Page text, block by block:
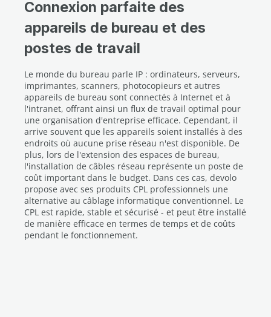
Connexion parfaite des
appareils de bureau et des
postes de travail
Le monde du bureau parle IP : ordinateurs, serveurs,
imprimantes, scanners, photocopieurs et autres
appareils de bureau sont connectés à Internet et à
l'intranet, offrant ainsi un flux de travail optimal pour
une organisation d'entreprise efficace. Cependant, il
arrive souvent que les appareils soient installés à des
endroits où aucune prise réseau n'est disponible. De
plus, lors de l'extension des espaces de bureau,
l'installation de câbles réseau représente un poste de
coût important dans le budget. Dans ces cas, devolo
propose avec ses produits CPL professionnels une
alternative au câblage informatique conventionnel. Le
CPL est rapide, stable et sécurisé - et peut être installé
de manière efficace en termes de temps et de coûts
pendant le fonctionnement.